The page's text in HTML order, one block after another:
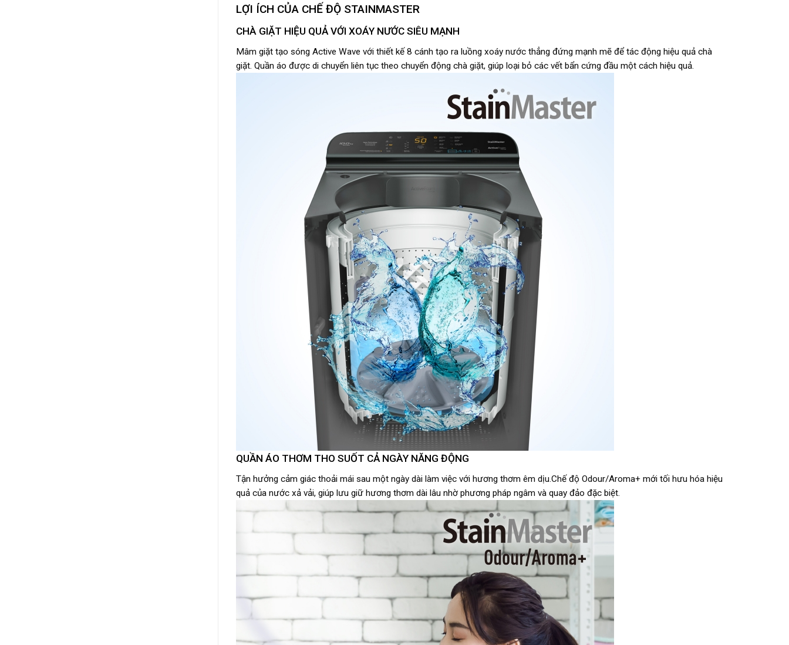
LỢI ÍCH CỦA CHẾ ĐỘ STAINMASTER
CHÀ GIẶT HIỆU QUẢ VỚI XOÁY NƯỚC SIÊU MẠNH
Mâm giặt tạo sóng Active Wave với thiết kế 8 cánh tạo ra luồng xoáy nước thẳng đứng mạnh mẽ để tác động hiệu quả chà
giặt. Quần áo được di chuyển liên tục theo chuyển động chà giặt, giúp loại bỏ các vết bẩn cứng đầu một cách hiệu quả.
QUẦN ÁO THƠM THO SUỐT CẢ NGÀY NĂNG ĐỘNG
Tận hưởng cảm giác thoải mái sau một ngày dài làm việc với hương thơm êm dịu.Chế độ Odour/Aroma+ mới tối hưu hóa hiệu
quả của nước xả vải, giúp lưu giữ hương thơm dài lâu nhờ phương pháp ngâm và quay đảo đặc biệt.